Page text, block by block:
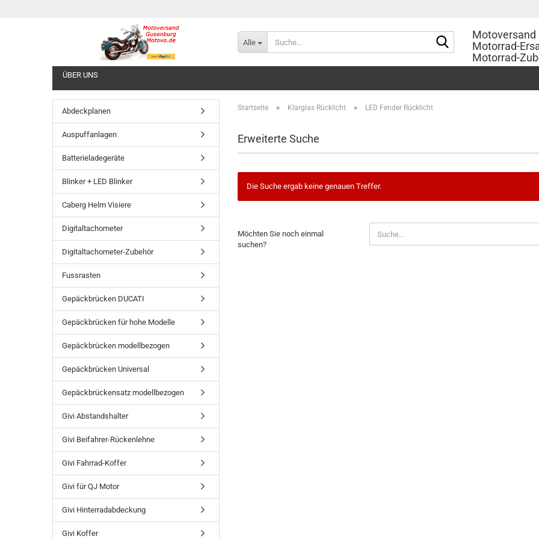
Alle
Suche...Motoversand
Motorrad-
Motorrad-
ÜBER UNS
Startseite » Klarglas Rücklicht » LED Fender Rücklicht
Erweiterte Suche
Die Suche ergab keine genauen Treffer.
SIE
NOCH
Möchten Sie noch einmal
suchen?
Abdeckplanen
Auspuffanlagen
Batterieladegeräte
Blinker + LED Blinker
Caberg Helm Visiere
Digitaltachometer
Digitaltachometer-Zubehör
Fussrasten
Gepäckbrücken DUCATI
Gepäckbrücken für hohe Modelle
Gepäckbrücken modellbezogen
Gepäckbrücken Universal
Gepäckbrückensatz modellbezogen
Givi Abstandshalter
Givi Beifahrer-Rückenlehne
Givi Fahrrad-Koffer
Givi für QJ Motor
Givi Hinterradabdeckung
Givi Koffer